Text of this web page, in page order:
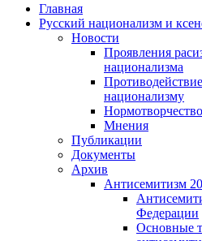
Главная
Русский национализм и
Новости
Проявления
национализма
национализму
Нормотворчество
Мнения
Публикации
Документы
Архив
Антисемитизм
Федерации
Основные